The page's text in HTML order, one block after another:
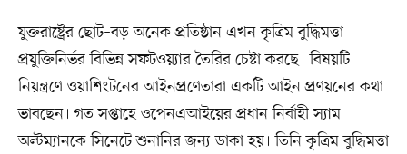
যুক্তরাষ্ট্রের ছোট–বড় অনেক প্রতিষ্ঠান এখন কৃত্রিম বুদ্ধিমত্তা
প্রযুক্তিনির্ভর বিভিন্ন সফটওয়্যার তৈরির চেষ্টা করছে। বিষয়টি
নিয়ন্ত্রণে ওয়াশিংটনের আইনপ্রণেতারা একটি আইন প্রণয়নের কথা
ভাবছেন। গত সপ্তাহে ওপেনএআইয়ের প্রধান নির্বাহী স্যাম
অল্টম্যানকে সিনেটে শুনানির জন্য ডাকা হয়। তিনি কৃত্রিম বুদ্ধিমত্তা